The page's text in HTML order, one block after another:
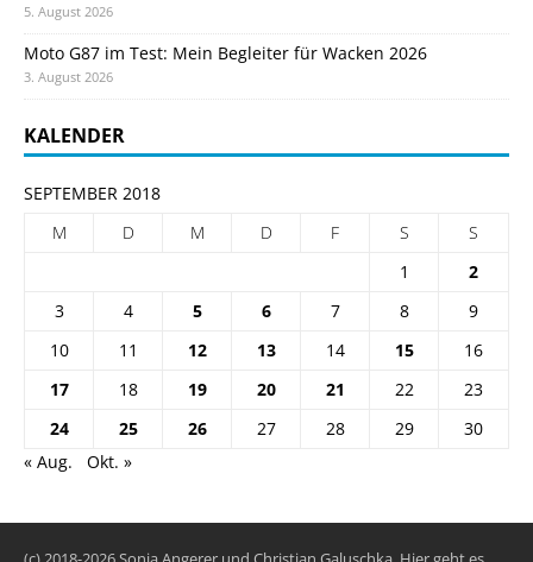
5. August 2026
Moto G87 im Test: Mein Begleiter für Wacken 2026
3. August 2026
KALENDER
SEPTEMBER 2018
M
D M D F S
S
1
2
3
4 5 6 7 8
9
10
11 12 13 14 15
16
17
18 19 20 21 22
23
24
25 26 27 28 29
30
« Aug.
Okt. »